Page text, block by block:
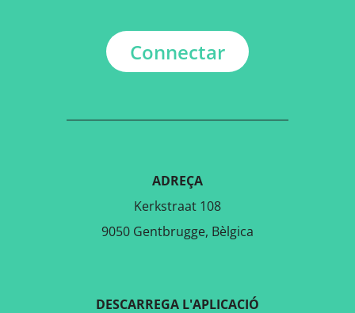
Connectar
ADREÇA
Kerkstraat 108
9050 Gentbrugge, Bèlgica
DESCARREGA L'APLICACIÓ